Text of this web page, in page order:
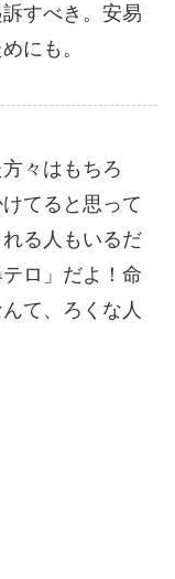
すべき。安易
にも。
々はもちろ
てると思って
る人もいるだ
ロ」だよ！命
て、ろくな人